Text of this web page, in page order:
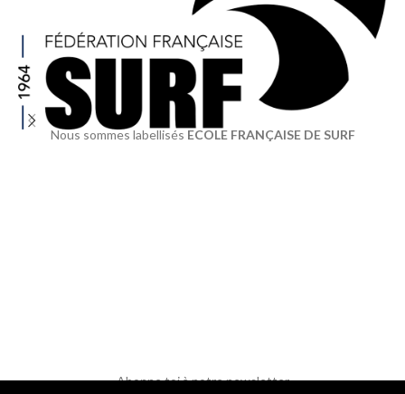
Nous sommes labellisés ECOLE FRANÇAISE DE SURF
Abonne toi à notre newsletter